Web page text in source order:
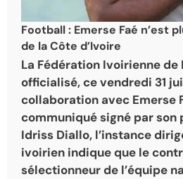
Football : Emerse Faé n’est
de la Côte d’Ivoire
La Fédération Ivoirienne de
officialisé, ce vendredi 31
collaboration avec Emerse
communiqué signé par son
Idriss Diallo, l’instance
ivoirien indique que le
sélectionneur de l’équipe